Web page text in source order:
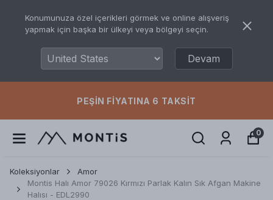
Konumunuza özel içerikleri görmek ve online alışveriş
yapmak için başka bir ülkeyi veya bölgeyi seçin.
Devam
PEŞIN FIYATINA 6 TAKSIT
0
Koleksiyonlar
Amor
Montis Halı Amor 79026 Kırmızı Parlak Kalın Sık Afgan Makine
Halısı - EDL2990